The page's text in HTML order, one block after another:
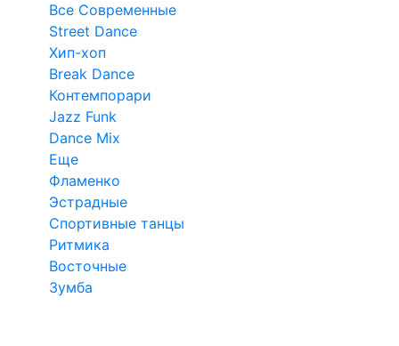
Все Современные
Street Dance
Хип-хоп
Break Dance
Контемпорари
Jazz Funk
Dance Mix
Еще
Фламенко
Эстрадные
Спортивные танцы
Ритмика
Восточные
Зумба